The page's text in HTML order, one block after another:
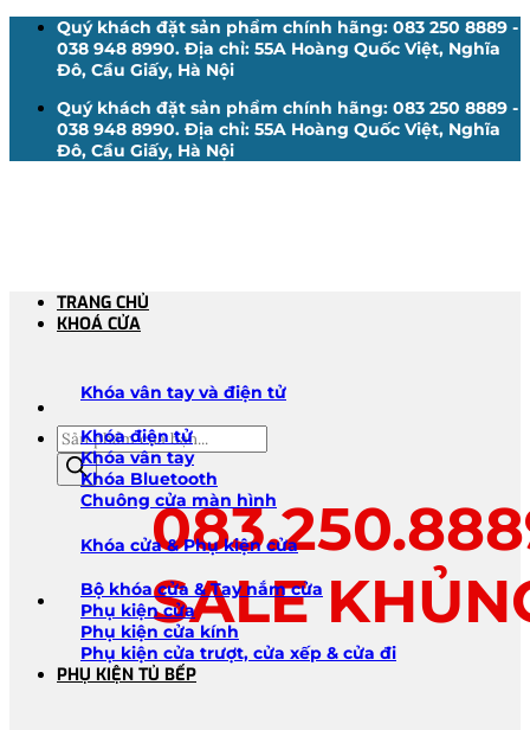
Quý khách đặt sản phẩm chính hãng: 083 250 8889 -
038 948 8990. Địa chỉ: 55A Hoàng Quốc Việt, Nghĩa
Đô, Cầu Giấy, Hà Nội
Quý khách đặt sản phẩm chính hãng: 083 250 8889 -
038 948 8990. Địa chỉ: 55A Hoàng Quốc Việt, Nghĩa
Đô, Cầu Giấy, Hà Nội
Tìm
kiếm
sản
phẩm
SALE
TRANG CHỦ
KHOÁ CỬA
Khóa vân tay và điện tử
Khóa điện tử
Khóa vân tay
Khóa Bluetooth
Chuông cửa màn hình
Khóa cửa & Phụ kiện cửa
Bộ khóa cửa & Tay nắm cửa
Phụ kiện cửa
Phụ kiện cửa kính
Phụ kiện cửa trượt, cửa xếp & cửa đi
PHỤ KIỆN TỦ BẾP